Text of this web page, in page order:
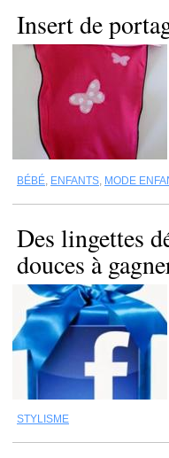
Insert de
BÉBÉ, ENFANTS, MODE
Des lingettes
douces à
STYLISME